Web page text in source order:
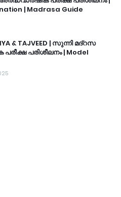
| Madrasa Guide
& TAJVEED | സുന്നി മദ്റസ
പരിശീലനം | Model